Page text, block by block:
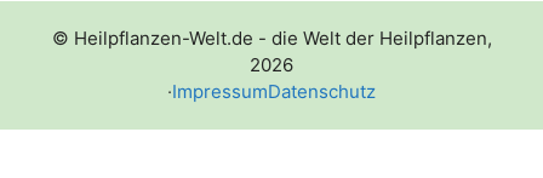
© Heilpflanzen-Welt.de - die Welt der Heilpflanzen,
2026
·ImpressumDatenschutz